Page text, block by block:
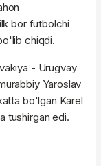
bor futbolchi
chiqdi.
- Urugvay
Yaroslav
bo'lgan Karel
tushirgan edi.